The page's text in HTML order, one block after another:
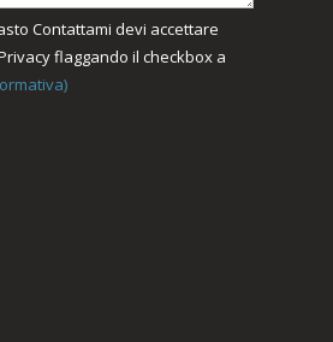
Contattami devi accettare
flaggando il checkbox a